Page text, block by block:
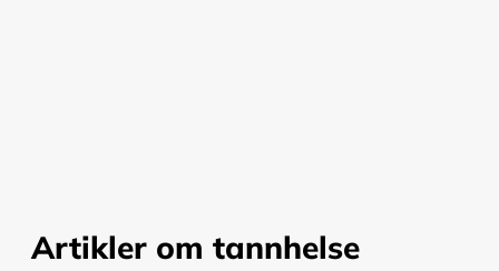
Artikler om tannhelse